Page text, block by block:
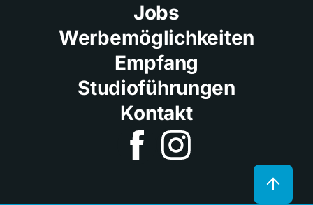
Jobs
Werbemöglichkeiten
Empfang
Studioführungen
Kontakt